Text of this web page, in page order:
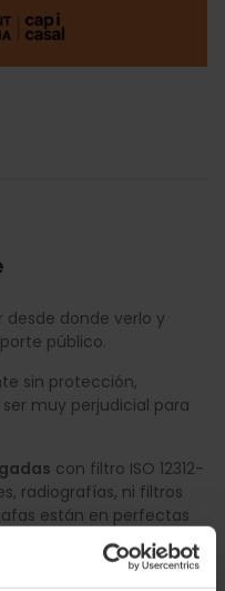
desde donde verlo y
público.
sin protección,
muy perjudicial para
con filtro ISO 12312-
radiografías, ni filtros
están en perfectas
ni dobleces.
o telescopios,